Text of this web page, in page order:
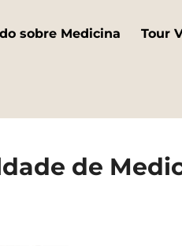
sobre Medicina Tour
de